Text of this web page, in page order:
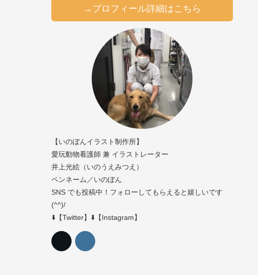
→プロフィール詳細はこちら
【いのぼんイラスト制作所】
愛玩動物看護師 兼 イラストレーター
井上光絵（いのうえみつえ）
ペンネーム／いのぼん
SNS でも投稿中！フォローしてもらえると嬉しいです
(^^)/
⬇️【Twitter】⬇️【Instagram】